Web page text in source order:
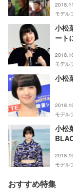
モデル
小松
ート
モデル
小松
モデル
小松
モデル
おすすめ特集